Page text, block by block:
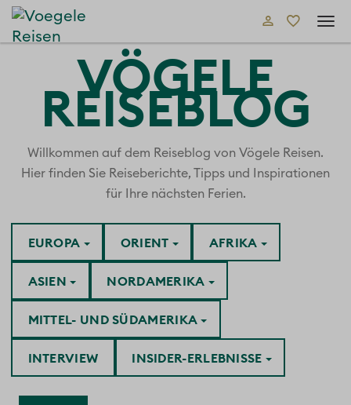
VÖGELE
REISEBLOG
Willkommen auf dem Reiseblog von Vögele Reisen.
Hier finden Sie Reiseberichte, Tipps und Inspirationen
für Ihre nächsten Ferien.
AFRIKA
ASIEN
EUROPA
INSIDER-ERLEBNISSE
INTERVIEW
MITTEL- UND SÜDAMERIKA
NORDAMERIKA
ORIENT